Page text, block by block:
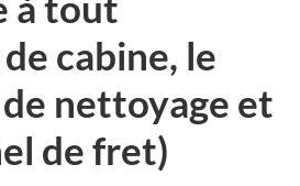
cabine, le
nettoyage et
de fret)